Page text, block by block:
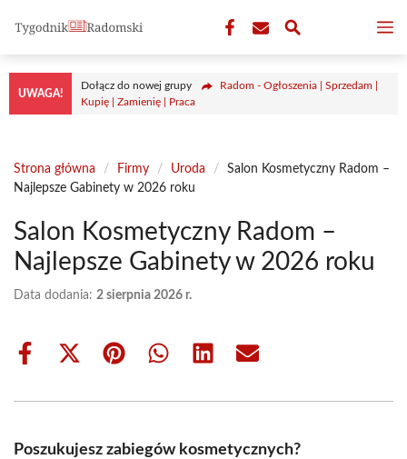
treści
UWAGA!
Dołącz do nowej grupy
Radom - Ogłoszenia | Sprzedam |
Kupię | Zamienię | Praca
Strona główna / Firmy / Uroda /
Salon Kosmetyczny Radom –
Najlepsze Gabinety w 2026 roku
Salon Kosmetyczny Radom –
Najlepsze Gabinety w 2026 roku
Data dodania: 2 sierpnia 2026 r.
Share
Share
(Twitter)
Share Share Share Share
Poszukujesz zabiegów kosmetycznych?